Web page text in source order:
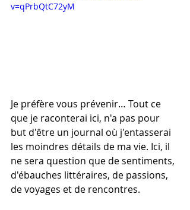
v=qPrbQtC72yM
Je préfère vous prévenir… Tout ce
que je raconterai ici, n'a pas pour
but d'être un journal où j'entasserai
les moindres détails de ma vie. Ici, il
ne sera question que de sentiments,
d'ébauches littéraires, de passions,
de voyages et de rencontres.